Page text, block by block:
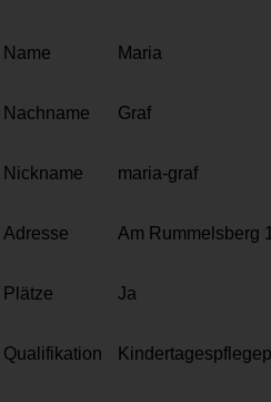
Name Maria
Nachname Graf
Nickname maria-graf
Adresse Am Rummelsberg
Plätze Ja
Qualifikation